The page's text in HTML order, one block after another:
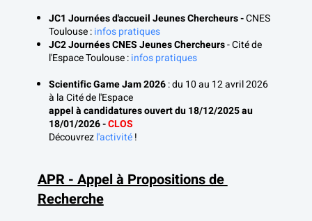
JC1 Journées d'accueil Jeunes Chercheurs - CNES
Toulouse : infos pratiques
JC2 Journées CNES Jeunes Chercheurs - Cité de
l'Espace Toulouse : infos pratiques
Scientific Game Jam2026 : du 10 au 12 avril 2026
à la Cité de l'Espace
appel à candidatures ouvert du 18/12/2025 au
18/01/2026 - CLOS
Découvrez l'activité !
APR - Appel à Propositions de
Recherche